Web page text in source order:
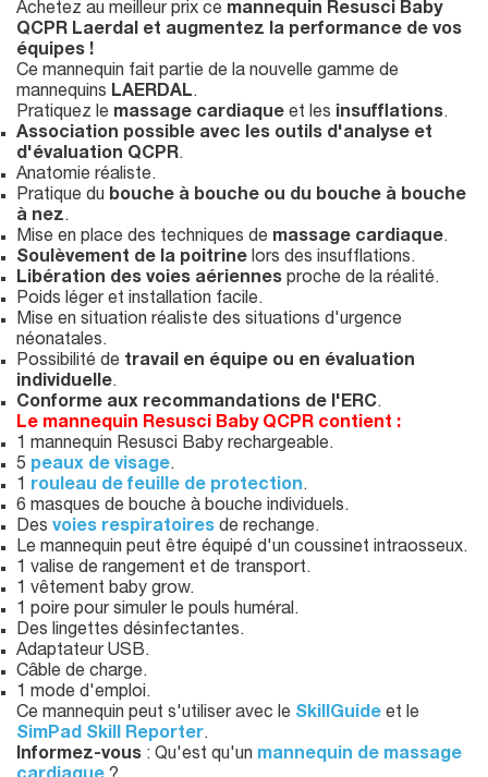
Achetez au meilleur prix ce mannequin Resusci Baby
QCPR Laerdal et augmentez la performance de vos
équipes !
Ce mannequin fait partie de la nouvelle gamme de
mannequins LAERDAL.
Pratiquez le massage cardiaque et les insufflations.
Association possible avec les outils d'analyse et
d'évaluation QCPR.
Anatomie réaliste.
Pratique du bouche à bouche ou du bouche à bouche
à nez.
Mise en place des techniques de massage cardiaque.
Soulèvement de la poitrine lors des insufflations.
Libération des voies aériennes proche de la réalité.
Poids léger et installation facile.
Mise en situation réaliste des situations d'urgence
néonatales.
Possibilité de travail en équipe ou en évaluation
individuelle.
Conforme aux recommandations de l'ERC.
Le mannequin Resusci Baby QCPR contient :
1 mannequin Resusci Baby rechargeable.
5 peaux de visage.
1 rouleau de feuille de protection.
6 masques de bouche à bouche individuels.
Des voies respiratoires de rechange.
Le mannequin peut être équipé d'un coussinet intraosseux.
1 valise de rangement et de transport.
1 vêtement baby grow.
1 poire pour simuler le pouls huméral.
Des lingettes désinfectantes.
Adaptateur USB.
Câble de charge.
1 mode d'emploi.
Ce mannequin peut s'utiliser avec le SkillGuide et le
SimPad Skill Reporter.
Informez-vous : Qu'est qu'un mannequin de massage